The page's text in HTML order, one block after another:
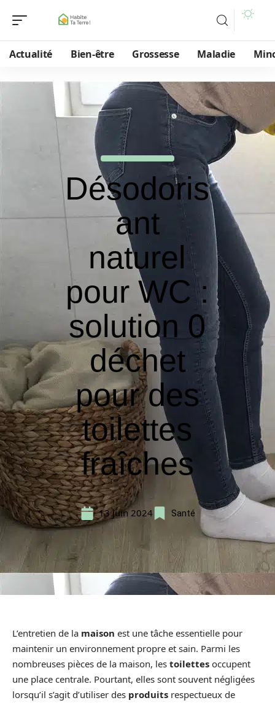
Actualité Bien-être Grossesse Maladie
Désodoris
ant
naturel
pour WC :
solution 0
déchet
pour des
toilettes
fraîches
13 juin 2024 Santé
L’entretien de la maison est une tâche essentielle pour
maintenir un environnement propre et sain. Parmi les
nombreuses pièces de la maison, les toilettes occupent
une place centrale. Pourtant, elles sont souvent négligées
lorsqu’il s’agit d’utiliser des produits respectueux de